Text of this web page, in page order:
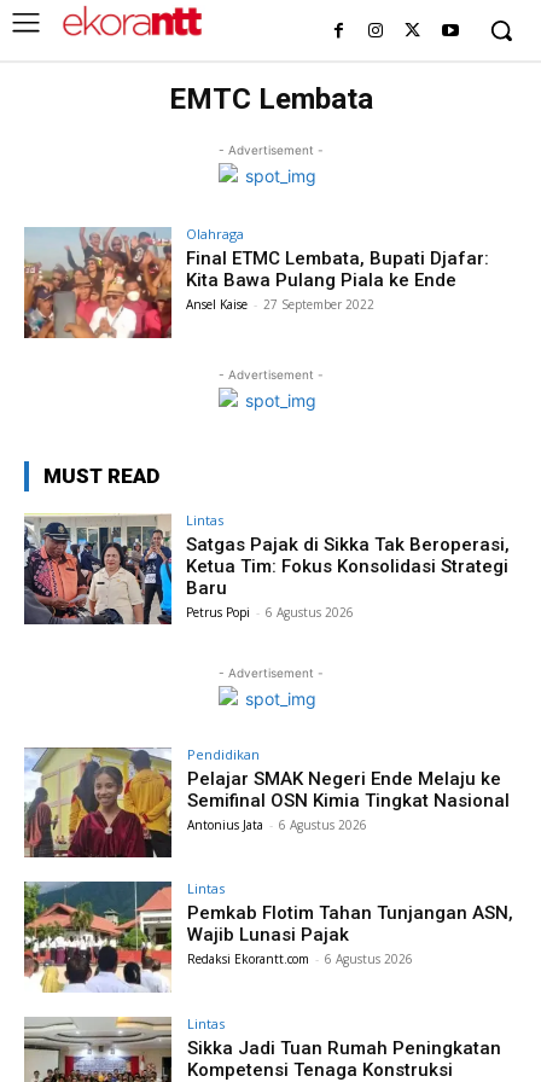
EMTC Lembata
- Advertisement -
Olahraga
Final ETMC Lembata, Bupati Djafar:
Kita Bawa Pulang Piala ke Ende
Ansel Kaise - 27 September 2022
- Advertisement -
MUST READ
Lintas
Satgas Pajak di Sikka Tak Beroperasi,
Ketua Tim: Fokus Konsolidasi Strategi
Baru
Petrus Popi - 6 Agustus 2026
- Advertisement -
Pendidikan
Pelajar SMAK Negeri Ende Melaju ke
Semifinal OSN Kimia Tingkat Nasional
Antonius Jata - 6 Agustus 2026
Lintas
Pemkab Flotim Tahan Tunjangan ASN,
Wajib Lunasi Pajak
Redaksi Ekorantt.com - 6 Agustus 2026
Lintas
Sikka Jadi Tuan Rumah Peningkatan
Kompetensi Tenaga Konstruksi